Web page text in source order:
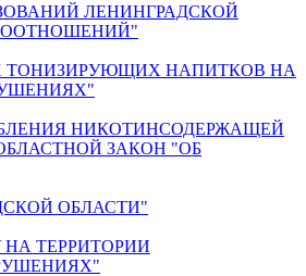
ЛЕНИНГРАДСКОЙ
ТОНИЗИРУЮЩИХ НАПИТКОВ НА
НИКОТИНСОДЕРЖАЩЕЙ
ЗАКОН "ОБ
ОБЛАСТИ"
НА ТЕРРИТОРИИ